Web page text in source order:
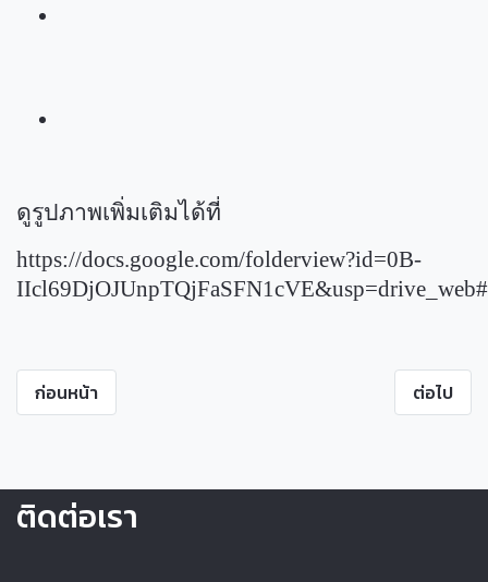
ดูรูปภาพเพิ่มเติมได้ที่
https://docs.google.com/folderview?id=0B-
IIcl69DjOJUnpTQjFaSFN1cVE&usp=drive_web#
ก่อนหน้า ต่อไป
ติดต่อเรา